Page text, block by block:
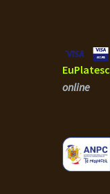
EuPlatesc
online